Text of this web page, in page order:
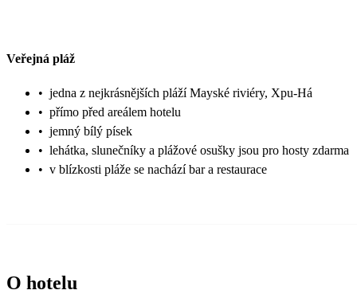
Veřejná pláž
• jedna z nejkrásnějších pláží Mayské riviéry, Xpu-Há
• přímo před areálem hotelu
• jemný bílý písek
• lehátka, slunečníky a plážové osušky jsou pro hosty zdarma
• v blízkosti pláže se nachází bar a restaurace
O hotelu